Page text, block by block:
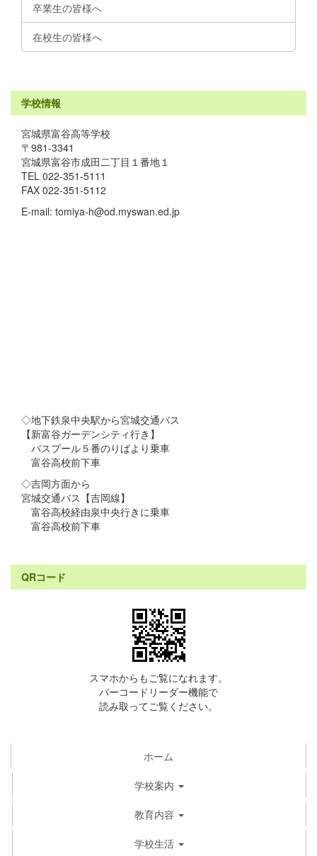
卒業生の皆様へ
在校生の皆様へ
学校情報
宮城県富谷高等学校
〒981-3341
宮城県富谷市成田二丁目１番地１
TEL 022-351-5111
FAX 022-351-5112
E-mail: tomiya-h@od.myswan.ed.jp
◇地下鉄泉中央駅から宮城交通バス
【新富谷ガーデンシティ行き】
バスプール５番のりばより乗車
富谷高校前下車
◇吉岡方面から
宮城交通バス【吉岡線】
富谷高校経由泉中央行きに乗車
富谷高校前下車
QRコード
スマホからもご覧になれます。
バーコードリーダー機能で
読み取ってご覧ください。
ホーム
学校案内
教育内容
学校生活